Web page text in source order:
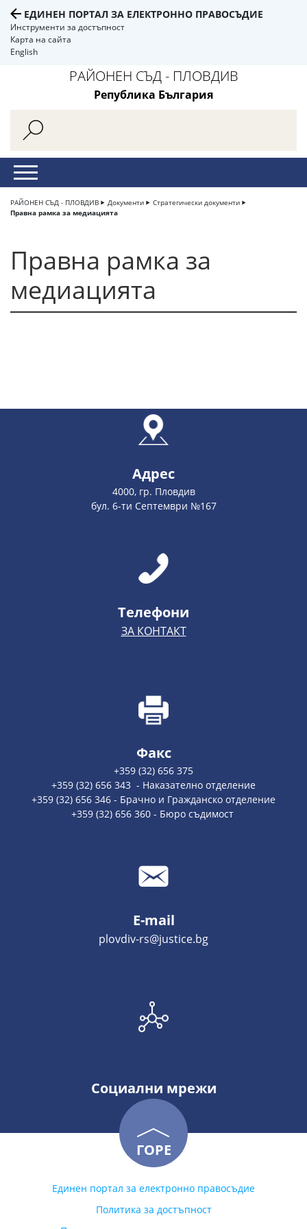
ЕДИНЕН ПОРТАЛ ЗА ЕЛЕКТРОННО ПРАВОСЪДИЕ
Инструменти за достъпност
Карта на сайта
English
РАЙОНЕН СЪД - ПЛОВДИВ
Република България
РАЙОНЕН СЪД - ПЛОВДИВ Документи
Стратегически документи
Правна рамка за медиацията
Правна рамка за
медиацията
Адрес
4000, гр. Пловдив
бул. 6-ти Септември №167
Телефони
ЗА КОНТАКТ
Факс
+359 (32) 656 375
+359 (32) 656 343 - Наказателно отделение
+359 (32) 656 346 - Брачно и Гражданско отделение
+359 (32) 656 360 - Бюро съдимост
E-mail
plovdiv-rs@justice.bg
Социални мрежи
ГОРЕ
Единен портал за електронно правосъдие
Политика за достъпност